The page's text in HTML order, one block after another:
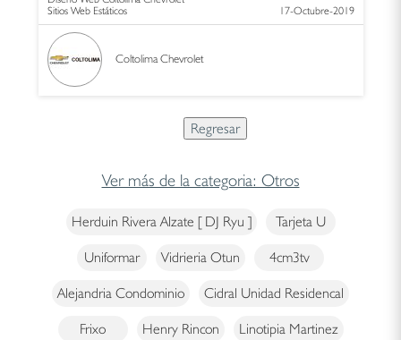
Sitios Web Estáticos
17-Octubre-2019
Coltolima Chevrolet
Ver más de la categoria: Otros
Herduin Rivera Alzate [ DJ Ryu ] Tarjeta U
Uniformar Vidrieria Otun 4cm3tv
Alejandria Condominio Cidral Unidad Residencal
Frixo Henry Rincon Linotipia Martinez